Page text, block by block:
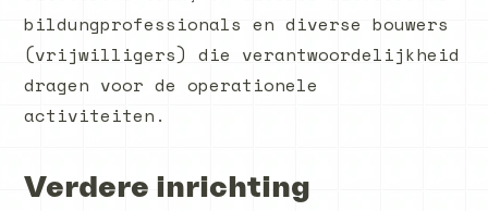
bildungprofessionals en diverse bouwers
(vrijwilligers) die verantwoordelijkheid
dragen voor de operationele
activiteiten.
Verdere inrichting